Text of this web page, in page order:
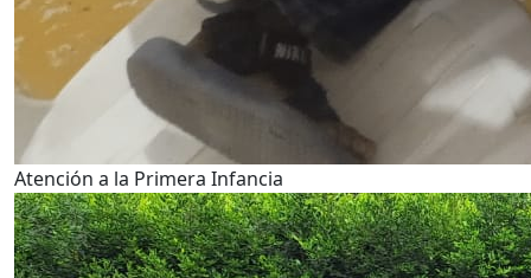
Atención a la Primera Infancia